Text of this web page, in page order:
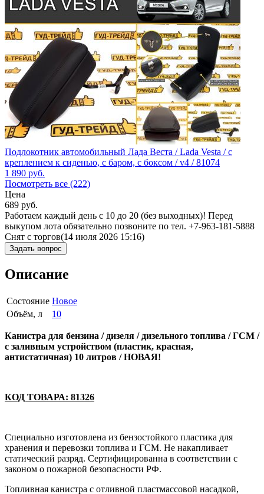
Подлокотник автомобильный Лада Веста / Lada Vesta / с
креплением к сиденью, с баром, с боксом / v4 / 81074
1 890 руб.
Посмотреть все (222)
Цена
689 руб.
Работаем каждый день с 10 до 20 (без выходных)! Перед
выкупом лота обязательно позвоните по тел. +7-963-181-5888
Снят с торгов(14 июля 2026 15:16)
Задать вопрос
Описание
Состояние Новое
Объём, л
10
Канистра для бензина / дизеля / дизельного топлива / ГСМ /
с заливным устройством (пластик, красная,
антистатичная) 10 литров / НОВАЯ!
КОД ТОВАРА: 81326
Специально изготовлена из бензостойкого пластика для
хранения и перевозки топлива и ГСМ. Не накапливает
статический разряд. Сертифицированна в соответствии с
законом о пожарной безопасности РФ.
Топливная канистра с отливной пластмассовой насадкой,